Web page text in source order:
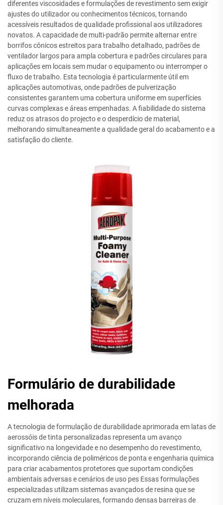
diferentes viscosidades e formulações de revestimento sem exigir
ajustes do utilizador ou conhecimentos técnicos, tornando
acessíveis resultados de qualidade profissional aos utilizadores
novatos. A capacidade de multi-padrão permite alternar entre
borrifos cônicos estreitos para trabalho detalhado, padrões de
ventilador largos para ampla cobertura e padrões circulares para
aplicações em locais sem mudar o equipamento ou interromper o
fluxo de trabalho. Esta tecnologia é particularmente útil em
aplicações automotivas, onde padrões de pulverização
consistentes garantem uma cobertura uniforme em superfícies
curvas complexas e áreas empenhadas. A fiabilidade do sistema
reduz os atrasos do projecto e o desperdício de material,
melhorando simultaneamente a qualidade geral do acabamento e a
satisfação do cliente.
Formulário de durabilidade
melhorada
A tecnologia de formulação de durabilidade aprimorada em latas de
aerossóis de tinta personalizadas representa um avanço
significativo na longevidade e no desempenho do revestimento,
incorporando ciência de poliméricos de ponta e engenharia química
para criar acabamentos protetores que suportam condições
ambientais adversas e cenários de uso pes Essas formulações
especializadas utilizam sistemas avançados de resina que se
cruzam em níveis moleculares, formando densas barreiras de